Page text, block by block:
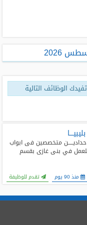
2026
الوظائف التالية
حداديـــــن متخصصين فى ابواب
وتشكيلات ومظلات ... بتاريخ 2026-05-11 للعمل في بنى غازى بقسم
منذ 90 يوم تقدم للوظيفة